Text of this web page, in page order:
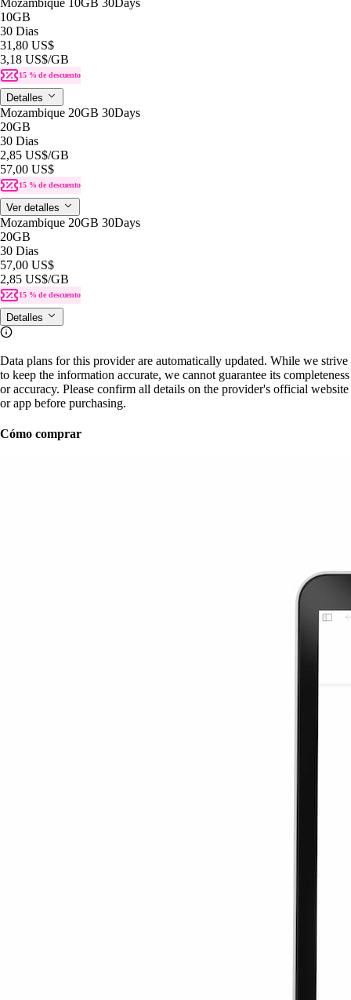
10GB
30 Dias
31,80 US$
3,18 US$/GB
15 % de descuento
Detalles
Mozambique 20GB 30Days
20GB
30 Dias
2,85 US$/GB
57,00 US$
15 % de descuento
Ver detalles
Mozambique 20GB 30Days
20GB
30 Dias
57,00 US$
2,85 US$/GB
15 % de descuento
Detalles
Data plans for this provider are automatically updated. While we strive
to keep the information accurate, we cannot guarantee its completeness
or accuracy. Please confirm all details on the provider's official website
or app before purchasing.
Cómo comprar